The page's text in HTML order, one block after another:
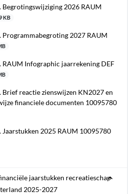
Begrotingswijziging 2026 RAUM
KB
Programmabegroting 2027 RAUM
RAUM Infographic jaarrekening DEF
Brief reactie zienswijzen KN2027 en
financiele documenten 10095780
Jaarstukken 2025 RAUM 10095780
jaarstukken recreatieschap
2025-2027